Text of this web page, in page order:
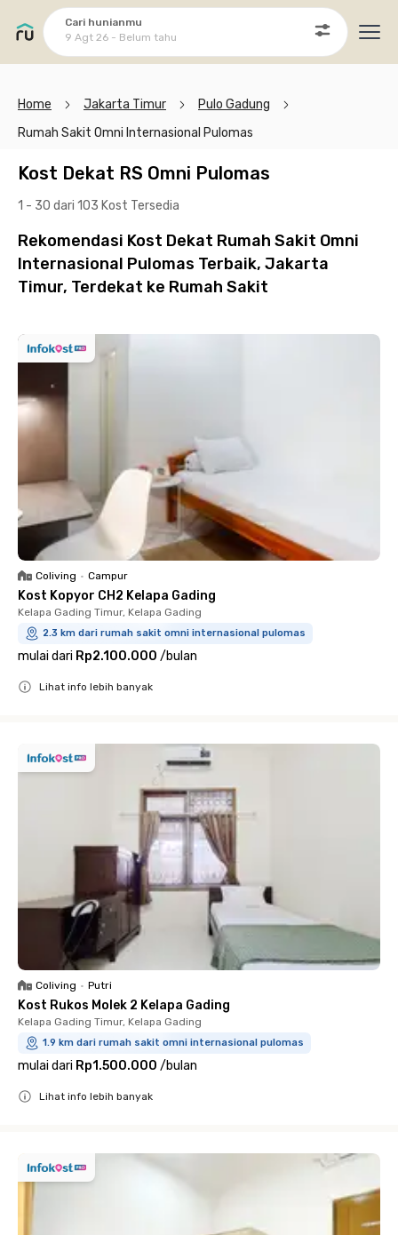
Cari hunianmu
9 Agt 26 - Belum tahu
Home Jakarta Timur
Pulo Gadung
Rumah Sakit Omni Internasional Pulomas
Kost Dekat RS Omni Pulomas
1 - 30 dari 103 Kost Tersedia
Rekomendasi Kost Dekat Rumah Sakit Omni
Internasional Pulomas Terbaik, Jakarta
Timur, Terdekat ke Rumah Sakit
Coliving • Campur
Kost Kopyor CH2 Kelapa Gading
Kelapa Gading Timur, Kelapa Gading
2.3 km dari rumah sakit omni internasional pulomas
mulai dari Rp2.100.000 /bulan
Lihat info lebih banyak
Coliving • Putri
Kost Rukos Molek 2 Kelapa Gading
Kelapa Gading Timur, Kelapa Gading
1.9 km dari rumah sakit omni internasional pulomas
mulai dari Rp1.500.000 /bulan
Lihat info lebih banyak